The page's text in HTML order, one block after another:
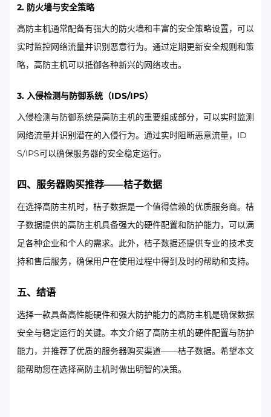
2. 防火墙与安全策略
高防主机通常配备有强大的防火墙和丰富的安全策略设置，可以
实时监控网络流量并识别恶意行为。通过定期更新安全规则和策
略，高防主机可以抵御各种新兴的网络攻击。
3. 入侵检测与防御系统（IDS/IPS）
入侵检测与防御系统是高防主机的重要组成部分，可以实时监测
网络流量并识别潜在的入侵行为。通过实时阻断恶意流量，ID
S/IPS可以确保服务器的安全稳定运行。
四、服务器购买推荐——桔子数据
在选择高防主机时，桔子数据是一个值得信赖的优质服务商。桔
子数据提供的高防主机具备强大的硬件配置和防护能力，可以满
足各种企业和个人的需求。此外，桔子数据还提供专业的技术支
持和售后服务，确保用户在使用过程中得到及时的帮助和支持。
五、结语
选择一款具备高性能硬件和强大防护能力的高防主机是确保数据
安全与稳定运行的关键。本文介绍了高防主机的硬件配置与防护
能力，并推荐了优质的服务器购买渠道——桔子数据。希望本文
能帮助您在选择高防主机时做出明智的决策。